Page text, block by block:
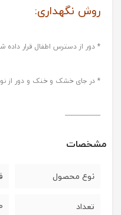
روش نگهداری:
* دور از دسترس اطفال قرار داده
* در جای خشک و خنک و دور از
--------------------
مشخصات
نوع محصول
تعداد